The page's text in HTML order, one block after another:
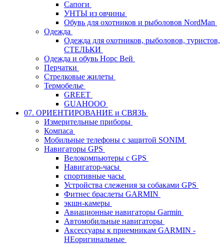
Сапоги
УНТЫ из овчины
Обувь для охотников и рыболовов NordMan
Одежда
Одежда для охотников, рыболовов, туристов,
СТЕЛЬКИ
Одежда и обувь Норс Вей
Перчатки
Стрелковые жилеты
Термобелье
GREET
GUAHOOO
07. ОРИЕНТИРОВАНИЕ и СВЯЗЬ
Измерительные приборы
Компаса
Мобильные телефоны с защитой SONIM
Навигаторы GPS
Велокомпьютеры с GPS
Навигатор-часы
спортивные часы
Устройства слежения за собаками GPS
Фитнес браслеты GARMIN
экшн-камеры
Авиационные навигаторы Garmin
Автомобильные навигаторы
Аксессуары к приемникам GARMIN -
НЕоригинальные